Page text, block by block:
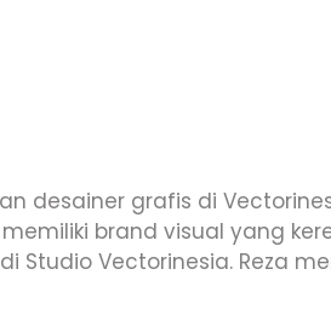
desainer grafis di
brand visual yang
Studio Vectorinesia. Reza